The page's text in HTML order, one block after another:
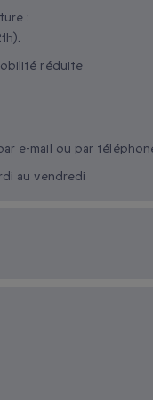
:
réduite
e-mail ou par
au vendredi